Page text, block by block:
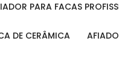
PARA FACAS
DE CERÂMICA